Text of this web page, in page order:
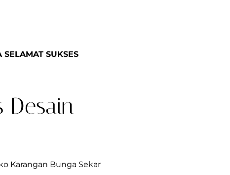
SUKSES
Desain
Karangan Bunga Sekar